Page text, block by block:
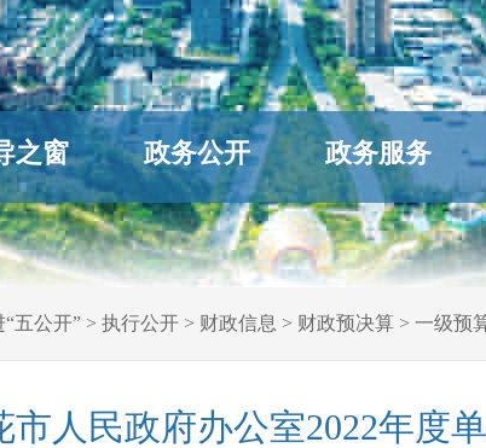
之窗 政务公开 政务服务
五公开”> 执行公开> 财政信息 > 财政预决算> 一级预
市人民政府办公室2022年度